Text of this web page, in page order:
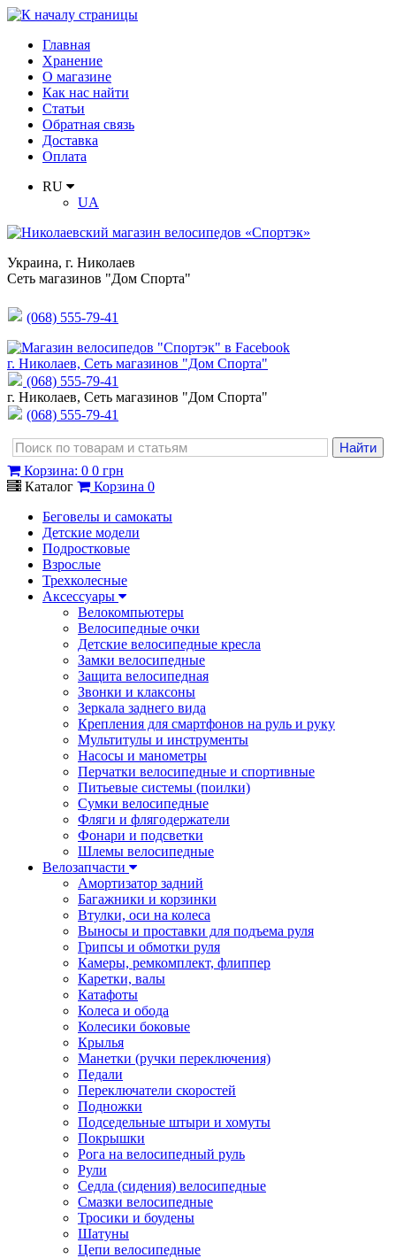
Главная
Хранение
О магазине
Как нас найти
Статьи
Обратная связь
Доставка
Оплата
RU
UA
Украина, г. Николаев
Сеть магазинов "Дом Спорта"
(068) 555-79-41
г. Николаев, Сеть магазинов "Дом Спорта"
(068) 555-79-41
г. Николаев, Сеть магазинов "Дом Спорта"
(068) 555-79-41
Корзина: 0 0 грн
Каталог
Корзина 0
Беговелы и самокаты
Детские модели
Подростковые
Взрослые
Трехколесные
Аксессуары
Велокомпьютеры
Велосипедные очки
Детские велосипедные кресла
Замки велосипедные
Защита велосипедная
Звонки и клаксоны
Зеркала заднего вида
Крепления для смартфонов на руль и руку
Мультитулы и инструменты
Насосы и манометры
Перчатки велосипедные и спортивные
Питьевые системы (поилки)
Сумки велосипедные
Фляги и флягодержатели
Фонари и подсветки
Шлемы велосипедные
Велозапчасти
Амортизатор задний
Багажники и корзинки
Втулки, оси на колеса
Выносы и проставки для подъема руля
Грипсы и обмотки руля
Камеры, ремкомплект, флиппер
Каретки, валы
Катафоты
Колеса и обода
Колесики боковые
Крылья
Манетки (ручки переключения)
Педали
Переключатели скоростей
Подножки
Подседельные штыри и хомуты
Покрышки
Рога на велосипедный руль
Рули
Седла (сидения) велосипедные
Смазки велосипедные
Тросики и боудены
Шатуны
Цепи велосипедные